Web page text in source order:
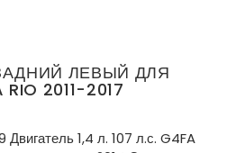
ЛЕВЫЙ ДЛЯ
2011-2017
Двигатель 1,4 л. 107 л.с. G4FA